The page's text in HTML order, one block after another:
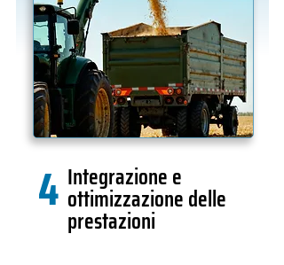
4 Integrazione e
ottimizzazione delle
prestazioni